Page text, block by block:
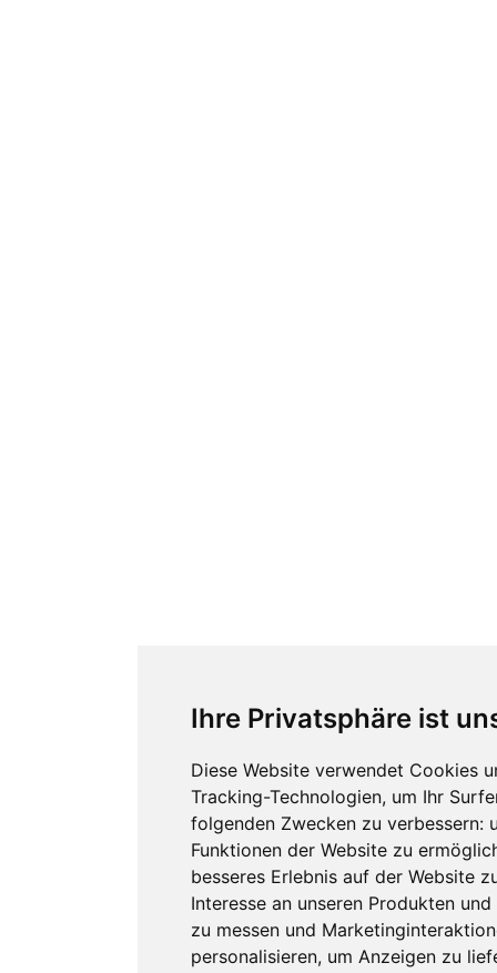
Ihre Privatsphäre ist
Diese Website verwendet Cookies
Tracking-Technologien, um Ihr
folgenden Zwecken zu verbessern:
Funktionen der Website zu
besseres Erlebnis auf der Website
Interesse an unseren Produkten
zu messen und
personalisieren, um Anzeigen zu